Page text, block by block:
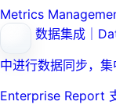
Metrics
数据集成｜
中进行数据同步，
Enterprise Report